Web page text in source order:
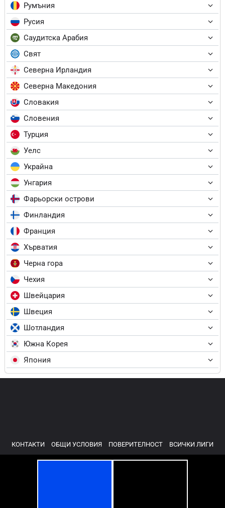
Румъния
Русия
Саудитска Арабия
Свят
Северна Ирландия
Северна Македония
Словакия
Словения
Турция
Уелс
Украйна
Унгария
Фарьорски острови
Финландия
Франция
Хърватия
Черна гора
Чехия
Швейцария
Швеция
Шотландия
Южна Корея
Япония
КОНТАКТИ ОБЩИ УСЛОВИЯ ПОВЕРИТЕЛНОСТ ВСИЧКИ ЛИГИ